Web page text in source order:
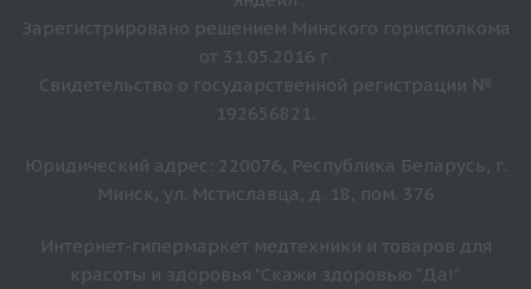
Зарегистрировано решением Минского горисполкома
от 31.05.2016 г.
Свидетельство о государственной регистрации №
192656821.
Юридический адрес: 220076, Республика Беларусь, г.
Минск, ул. Мстиславца, д. 18, пом. 376
Интернет-гипермаркет медтехники и товаров для
красоты и здоровья "Скажи здоровью "Да!".